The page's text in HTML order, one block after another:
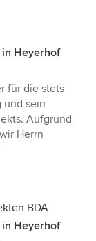
Heyerhof
für die stets
und sein
Aufgrund
Herrn
BDA
Heyerhof